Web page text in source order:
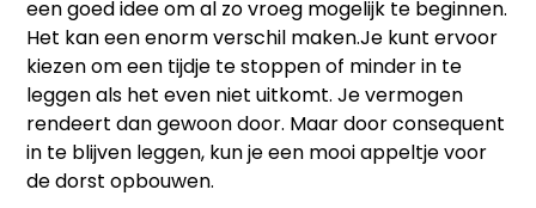
een goed idee om al zo vroeg mogelijk te beginnen.
Het kan een enorm verschil maken.Je kunt ervoor
kiezen om een tijdje te stoppen of minder in te
leggen als het even niet uitkomt. Je vermogen
rendeert dan gewoon door. Maar door consequent
in te blijven leggen, kun je een mooi appeltje voor
de dorst opbouwen.